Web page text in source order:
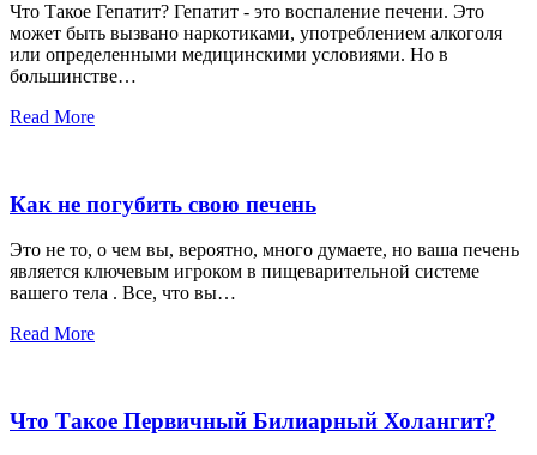
Что Такое Гепатит? Гепатит - это воспаление печени. Это
может быть вызвано наркотиками, употреблением алкоголя
или определенными медицинскими условиями. Но в
большинстве…
Read More
Как не погубить свою печень
Это не то, о чем вы, вероятно, много думаете, но ваша печень
является ключевым игроком в пищеварительной системе
вашего тела . Все, что вы…
Read More
Что Такое Первичный Билиарный Холангит?